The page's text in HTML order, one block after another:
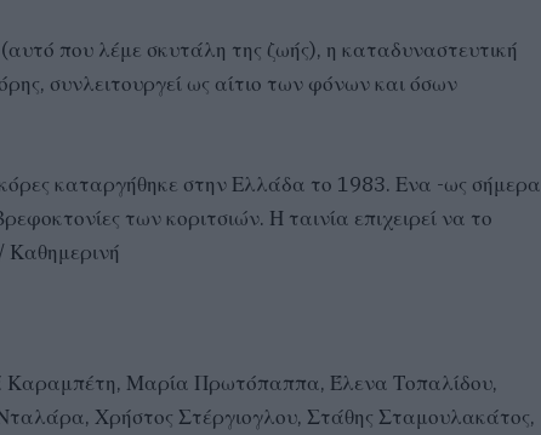
(αυτό που λέμε σκυτάλη της ζωής), η καταδυναστευτική
συνλειτουργεί ως αίτιο των φόνων και όσων
κόρες καταργήθηκε στην Ελλάδα το 1983. Ενα -ως σήμερα
των κοριτσιών. Η ταινία επιχειρεί να το
Καθημερινή
Μαρία Πρωτόπαππα, Έλενα Τοπαλίδου,
Χρήστος Στέργιογλου, Στάθης Σταμουλακάτος,